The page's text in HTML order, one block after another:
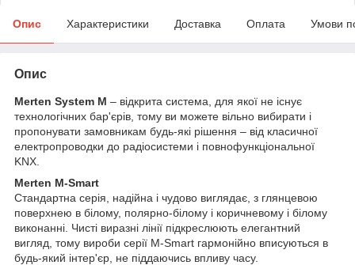
Опис Характеристики Доставка Оплата Умови
Опис
Merten System M – відкрита система, для якої не існує
технологічних бар'єрів, тому ви можете вільно вибирати і
пропонувати замовникам будь-які рішення – від класичної
електропроводки до радіосистеми і повнофункціональної
KNX.
Merten M-Smart
Стандартна серія, надійна і чудово виглядає, з глянцевою
поверхнею в білому, полярно-білому і коричневому і білому
виконанні. Чисті виразні лінії підкреслюють елегантний
вигляд, тому вироби серії M-Smart гармонійно вписуються в
будь-який інтер'єр, не піддаючись впливу часу.